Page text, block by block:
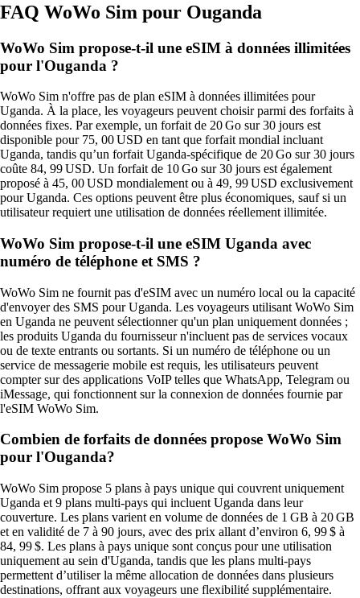
FAQ WoWo Sim pour Ouganda
WoWo Sim propose-t-il une eSIM à données illimitées
pour l'Ouganda ?
WoWo Sim n'offre pas de plan eSIM à données illimitées pour
Uganda. À la place, les voyageurs peuvent choisir parmi des forfaits à
données fixes. Par exemple, un forfait de 20 Go sur 30 jours est
disponible pour 75, 00 USD en tant que forfait mondial incluant
Uganda, tandis qu’un forfait Uganda‑spécifique de 20 Go sur 30 jours
coûte 84, 99 USD. Un forfait de 10 Go sur 30 jours est également
proposé à 45, 00 USD mondialement ou à 49, 99 USD exclusivement
pour Uganda. Ces options peuvent être plus économiques, sauf si un
utilisateur requiert une utilisation de données réellement illimitée.
WoWo Sim propose-t-il une eSIM Uganda avec
numéro de téléphone et SMS ?
WoWo Sim ne fournit pas d'eSIM avec un numéro local ou la capacité
d'envoyer des SMS pour Uganda. Les voyageurs utilisant WoWo Sim
en Uganda ne peuvent sélectionner qu'un plan uniquement données ;
les produits Uganda du fournisseur n'incluent pas de services vocaux
ou de texte entrants ou sortants. Si un numéro de téléphone ou un
service de messagerie mobile est requis, les utilisateurs peuvent
compter sur des applications VoIP telles que WhatsApp, Telegram ou
iMessage, qui fonctionnent sur la connexion de données fournie par
l'eSIM WoWo Sim.
Combien de forfaits de données propose WoWo Sim
pour l'Ouganda?
WoWo Sim propose 5 plans à pays unique qui couvrent uniquement
Uganda et 9 plans multi‑pays qui incluent Uganda dans leur
couverture. Les plans varient en volume de données de 1 GB à 20 GB
et en validité de 7 à 90 jours, avec des prix allant d’environ 6, 99 $ à
84, 99 $. Les plans à pays unique sont conçus pour une utilisation
uniquement au sein d'Uganda, tandis que les plans multi‑pays
permettent d’utiliser la même allocation de données dans plusieurs
destinations, offrant aux voyageurs une flexibilité supplémentaire.